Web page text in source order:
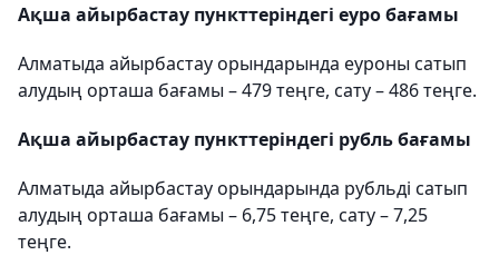
Ақша айырбастау пункттеріндегі еуро бағамы
Алматыда айырбастау орындарында еуроны сатып
алудың орташа бағамы – 479 теңге, сату – 486 теңге.
Ақша айырбастау пункттеріндегі рубль бағамы
Алматыда айырбастау орындарында рубльді сатып
алудың орташа бағамы – 6,75 теңге, сату – 7,25
теңге.